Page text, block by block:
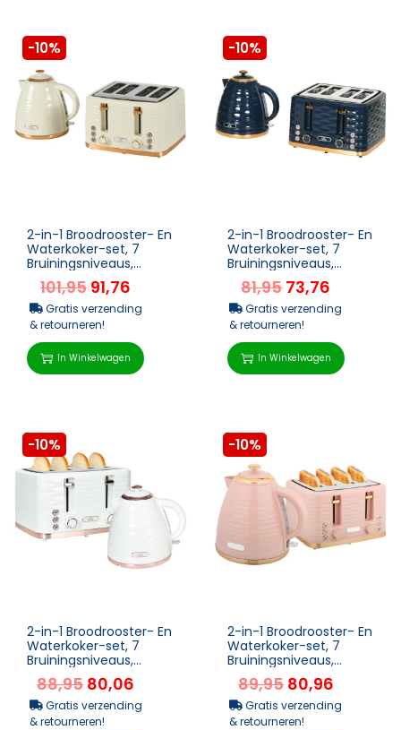
-10%
2-in-1 Broodrooster- En
Waterkoker-set, 7
Bruiningsniveaus,
Ontdooi- En
Opwarmfunctie, Beige
101,95 91,76
Gratis verzending
& retourneren!
In Winkelwagen
-10%
2-in-1 Broodrooster- En
Waterkoker-set, 7
Bruiningsniveaus,
Ontdooi- En
Opwarmfunctie, Blauw
81,9573,76
Gratis verzending
& retourneren!
In Winkelwagen
-10%
2-in-1 Broodrooster- En
Waterkoker-set, 7
Bruiningsniveaus,
Ontdooi- En
Opwarmfunctie,
Crèmewit
88,95 80,06
Gratis verzending
& retourneren!
-10%
2-in-1 Broodrooster- En
Waterkoker-set, 7
Bruiningsniveaus,
Ontdooi- En
Opwarmfunctie, Roze
89,95 80,96
Gratis verzending
& retourneren!